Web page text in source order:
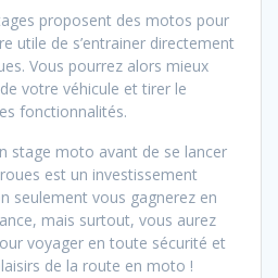
proposent des motos pour
utile de s’entrainer directement
Vous pourrez alors mieux
votre véhicule et tirer le
fonctionnalités.
stage moto avant de se lancer
est un investissement
seulement vous gagnerez en
mais surtout, vous aurez
voyager en toute sécurité et
de la route en moto !